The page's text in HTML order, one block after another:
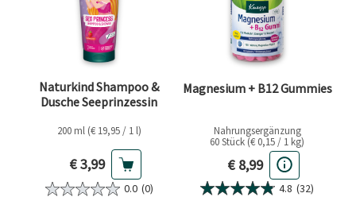
Naturkind Shampoo &
Dusche Seeprinzessin
200 ml (€ 19,95 / 1 l)
Aktueller Preis
€ 3,99
0.0 (0)
Magnesium + B12 Gummies
Nahrungsergänzung
60 Stück (€ 0,15 / 1 kg)
Aktueller Preis
€ 8,99
4.8 (32)